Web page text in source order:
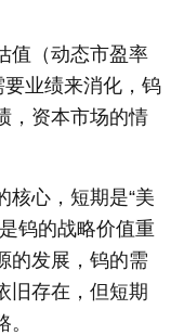
值（动态市盈率
业绩来消化，钨
，资本市场的情
核心，短期是“美
钨的战略价值重
的发展，钨的需
旧存在，但短期